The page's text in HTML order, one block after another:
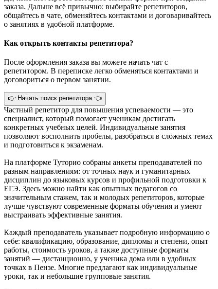
заказа. Дальше всё привычно: выбирайте репетиторов,
общайтесь в чате, обменяйтесь контактами и договаривайтесь
о занятиях в удобной платформе.
Как открыть контакты репетитора?
После оформления заказа вы можете начать чат с
репетитором. В переписке легко обменяться контактами и
договориться о первом занятии.
👉 Начать поиск репетитора 👈
Частный репетитор для повышения успеваемости — это
специалист, который помогает ученикам достигать
конкретных учебных целей. Индивидуальные занятия
позволяют восполнить пробелы, разобраться в сложных темах
и подготовиться к экзаменам.
На платформе Туторио собраны анкеты преподавателей по
разным направлениям: от точных наук и гуманитарных
дисциплин до языковых курсов и профильной подготовки к
ЕГЭ. Здесь можно найти как опытных педагогов со
значительным стажем, так и молодых репетиторов, которые
лучше чувствуют современные форматы обучения и умеют
выстраивать эффективные занятия.
Каждый преподаватель указывает подробную информацию о
себе: квалификацию, образование, дипломы и степени, опыт
работы, стоимость уроков, а также доступные форматы
занятий — дистанционно, у ученика дома или в удобных
точках в Пензе. Многие предлагают как индивидуальные
уроки, так и небольшие групповые занятия.